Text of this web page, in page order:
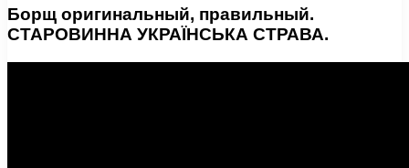
Борщ оригинальный, правильный.
СТАРОВИННА УКРАЇНСЬКА СТРАВА.